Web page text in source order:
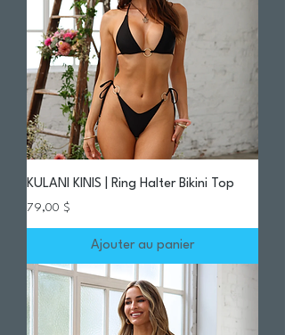
KULANI KINIS | Ring Halter Bikini Top
Prix
79,00 $
Ajouter au panier